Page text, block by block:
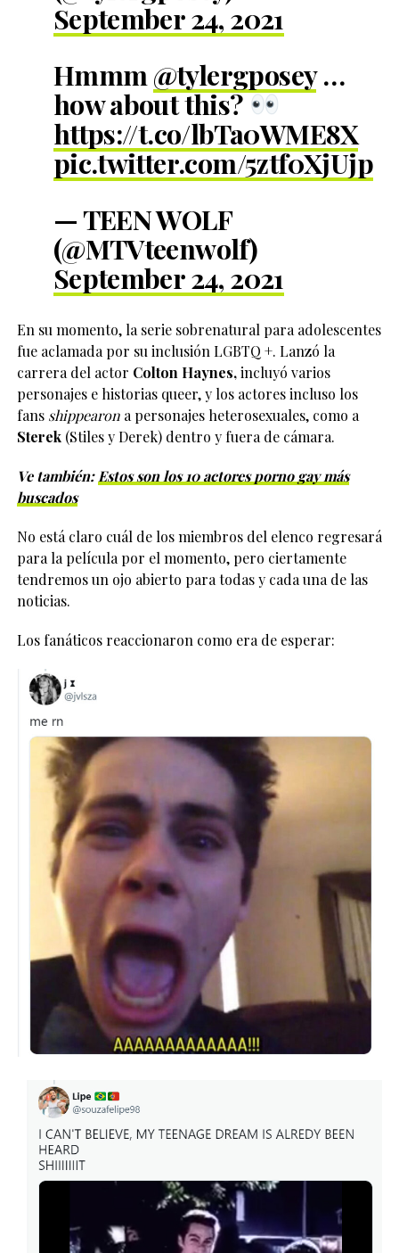
September 24, 2021
Hmmm@tylergposey…
how about this?
https://t.co/lbTa0WME8X
pic.twitter.com/5ztf0XjUjp
— TEEN WOLF
(@MTVteenwolf)
September 24, 2021
En su momento, la serie sobrenatural para adolescentes
fue aclamada por su inclusión LGBTQ +. Lanzó la
carrera del actor Colton Haynes,incluyó varios
personajes e historias queer, y los actores incluso los
fans shippearona personajes heterosexuales, como a
Sterek(Stiles y Derek) dentro y fuera de cámara.
Ve también:Estos son los 10 actores porno gay más
buscados
No está claro cuál de los miembros del elenco regresará
para la película por el momento, pero ciertamente
tendremos un ojo abierto para todas y cada una de las
noticias.
Los fanáticos reaccionaron como era de esperar: